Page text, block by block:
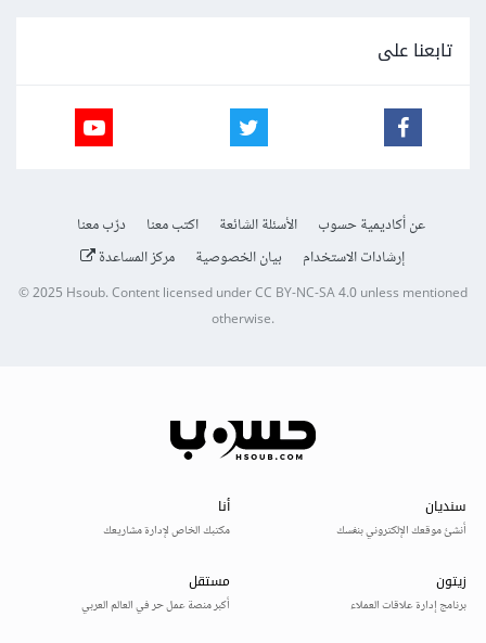
تابعنا على
عن أكاديمية حسوب الأسئلة الشائعة اكتب معنا
درّب معنا
إرشادات الاستخدام
بيان الخصوصية مركز المساعدة
© 2025Hsoub.Content licensed underCC BY-NC-SA 4.0unless mentioned
otherwise.